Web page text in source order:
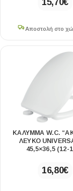
15,70€
Αποστολή στο
ΚΑΛΥΜΜΑ W.C.
ΛΕΥΚΟ
45,5×36,5 (12-
16,80€